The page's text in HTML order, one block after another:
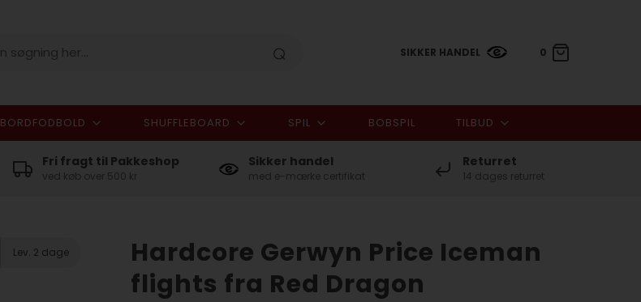
SIKKER HANDEL 0
I alt 0,00 DKK
BORDFODBOLD SHUFFLEBOARD SPIL BOBSPIL TILBUD
Fri fragt til Pakkeshop
ved køb over 500 kr
Sikker handel
med e-mærke certifikat
Returret
14 dages returret
Lev. 2 dage
Hardcore Gerwyn Price Iceman
flights fra Red Dragon